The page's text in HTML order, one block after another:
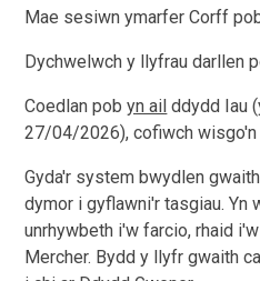
Mae sesiwn ymarfer Corff
Dychwelwch y llyfrau darllen
Coedlan pobyn ail ddydd Iau
27/04/2026), cofiwch wisgo'n
Gyda'r system bwydlen
dymor i gyflawni'r tasgiau. Yn
unrhywbeth i'w farcio, rhaid
Mercher. Bydd y llyfr gwaith